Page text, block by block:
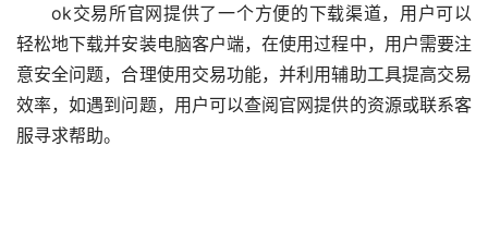
ok交易所官网提供了一个方便的下载渠道，用户可以
轻松地下载并安装电脑客户端，在使用过程中，用户需要注
意安全问题，合理使用交易功能，并利用辅助工具提高交易
效率，如遇到问题，用户可以查阅官网提供的资源或联系客
服寻求帮助。